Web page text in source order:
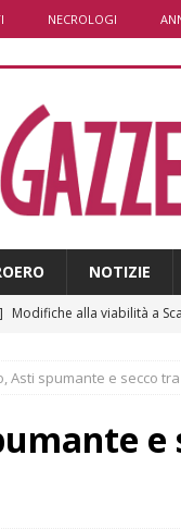
NECROLOGI
NOTIZIE
Modifiche alla viabilità a
ITINERARI / Trenta
Asti spumante e secco
e